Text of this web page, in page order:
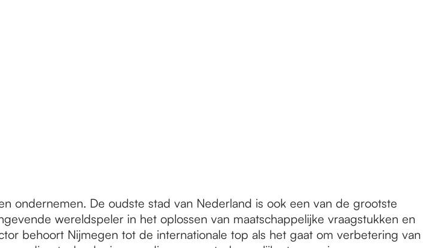
ondernemen. De oudste stad van Nederland is ook een van de grootste
wereldspeler in het oplossen van maatschappelijke vraagstukken en
behoort Nijmegen tot de internationale top als het gaat om verbetering van